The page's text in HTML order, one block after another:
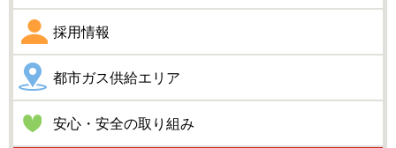
採用情報
都市ガス供給エリア
安心・安全の取り組み